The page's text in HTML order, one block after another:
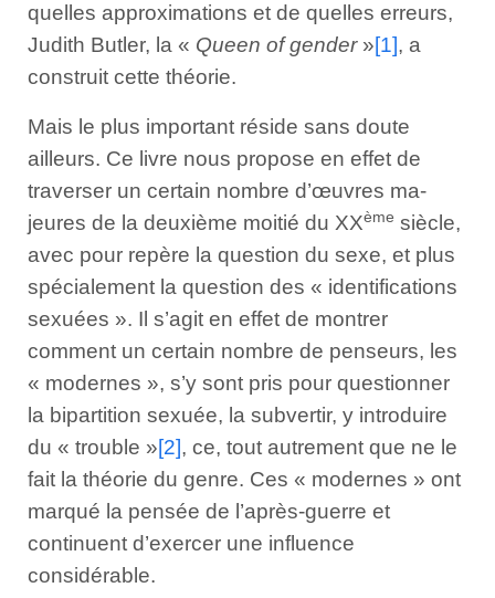
quelles approximations et de quelles erreurs,
Judith Butler, la « Queen of gender»[1], a
construit cette théorie.
Mais le plus important réside sans doute
ailleurs. Ce livre nous propose en effet de
traverser un certain nombre d’œuvres ma­
jeures de la deuxième moitié du XXème siècle,
avec pour repère la question du sexe, et plus
spécialement la question des « identifications
sexuées ». Il s’agit en effet de montrer
comment un certain nombre de penseurs, les
« modernes », s’y sont pris pour questionner
la bi­partition sexuée, la subvertir, y introduire
du « trouble »[2], ce, tout autrement que ne le
fait la théorie du genre. Ces « modernes » ont
marqué la pensée de l’après-guerre et
continuent d’exercer une in­fluence
considérable.